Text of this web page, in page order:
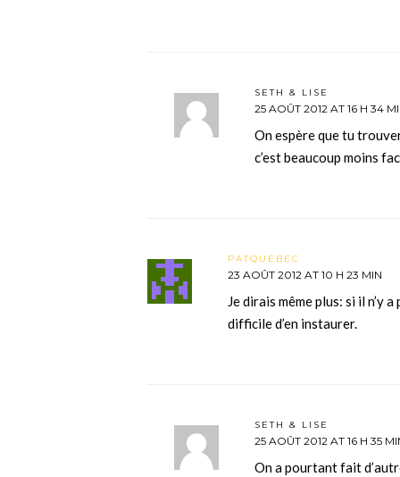
SETH & LISE
25 AOÛT 2012 AT 16 H 34
On espère que tu
c’est beaucoup moins
PATQUEBEC
23 AOÛT 2012 AT 10 H 23 MIN
Je dirais même plus: si il n’y
difficile d’en instaurer.
SETH & LISE
25 AOÛT 2012 AT 16 H 35
On a pourtant fait